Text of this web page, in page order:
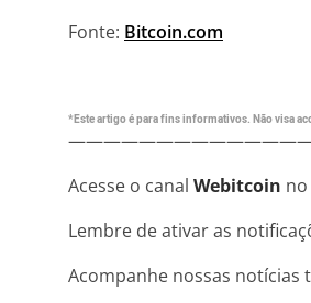
Fonte: Bitcoin.com
*Este artigo é para fins informativos. Não visa
Acesse o canal Webitcoin no
Lembre de ativar as
Acompanhe nossas notícias